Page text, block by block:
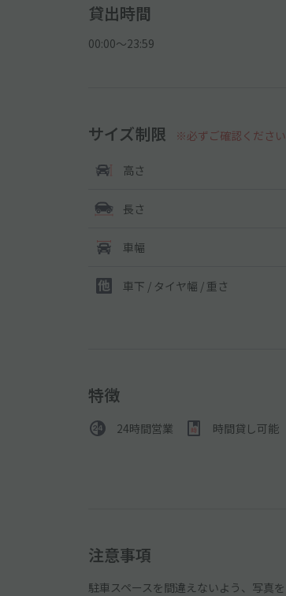
貸出時間
00:00〜23:59
サイズ制限 ※必ずご確認ください
高さ
長さ
車幅
車下 / タイヤ幅 / 重さ
特徴
24時間営業 時間貸し可能
注意事項
駐車スペースを間違えないよう、写真